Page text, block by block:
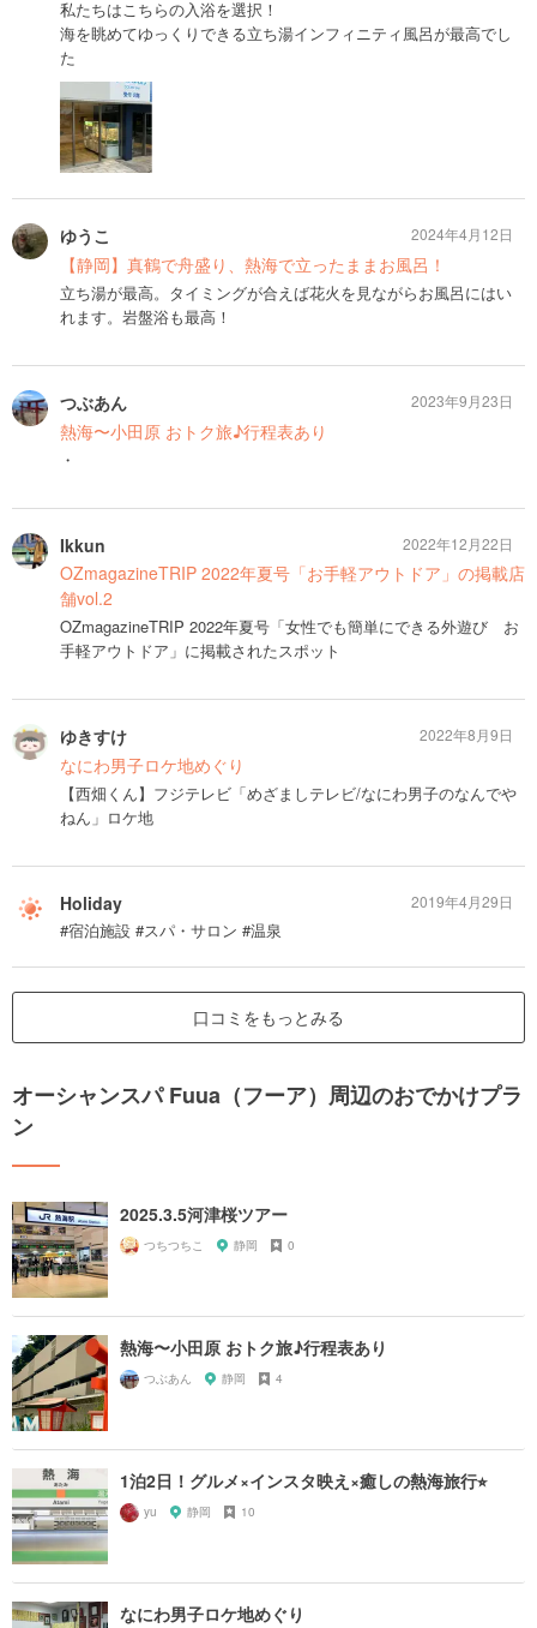
私たちはこちらの入浴を選択！
海を眺めてゆっくりできる立ち湯インフィニティ風呂が最高でし
た
ゆうこ
【静岡】真鶴で舟盛り、熱海で立ったままお風呂！
立ち湯が最高。タイミングが合えば花火を見ながらお風呂にはい
れます。岩盤浴も最高！
2024年4月12日
つぶあん
熱海〜小田原 おトク旅♪行程表あり
・
2023年9月23日
Ikkun
OZmagazineTRIP 2022年夏号「お手軽アウトドア」の掲載店
舗vol.2
OZmagazineTRIP 2022年夏号「女性でも簡単にできる外遊び お
手軽アウトドア」に掲載されたスポット
2022年12月22日
ゆきすけ
なにわ男子ロケ地めぐり
【西畑くん】フジテレビ「めざましテレビ/なにわ男子のなんでや
ねん」ロケ地
2022年8月9日
Holiday
#宿泊施設 #スパ・サロン #温泉
2019年4月29日
口コミをもっとみる
オーシャンスパ Fuua（フーア）周辺のおでかけプラ
ン
2025.3.5河津桜ツアー
つちつちこ 静岡 0
熱海〜小田原 おトク旅♪行程表あり
つぶあん 静岡 4
1泊2日！グルメ×インスタ映え×癒しの熱海旅行⭐︎
yu 静岡 10
なにわ男子ロケ地めぐり